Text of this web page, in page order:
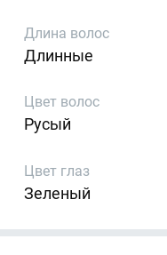
Длина волос
Длинные
Цвет волос
Русый
Цвет глаз
Зеленый